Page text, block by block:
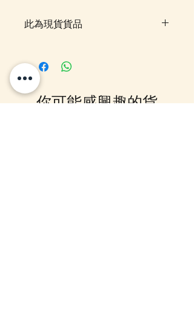
此為現貨貨品
Out 購買, 如系統顯示為"無庫
存"或 未能放入購物車時, 可以
Facebook PM 或 Whatsapp 我們
訂貨, 詳情請Facebook PM 或
你可能感興趣的貨